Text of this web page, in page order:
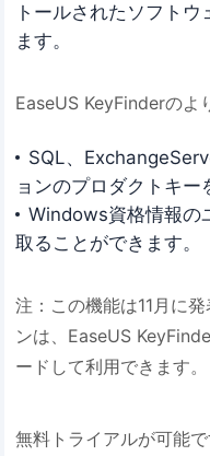
トールされたソフト
ます。
EaseUS KeyFinderのよ
SQL、
ョンのプロダクトキー
Windows資格情報の
取ることができます。
注：この機能は11月に
ンは、EaseUS
ードして利用できます。
無料トライアルが可能